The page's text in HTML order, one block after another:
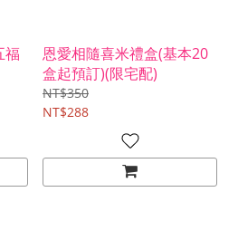
福
恩愛相隨喜米禮盒(基本20
盒起預訂)(限宅配)
NT$350
NT$288